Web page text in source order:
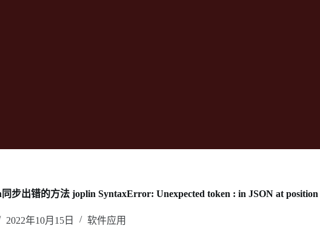
步出错的方法 joplin SyntaxError: Unexpected token : in JSON at position
2022年10月15日 软件应用